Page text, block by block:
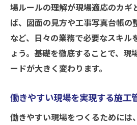
場ルールの理解が現場適応のカギ
ば、図面の見方や工事写真台帳の
など、日々の業務で必要なスキル
ょう。基礎を徹底することで、現
ードが大きく変わります。
働きやすい現場を実現する施工
働きやすい現場をつくるためには